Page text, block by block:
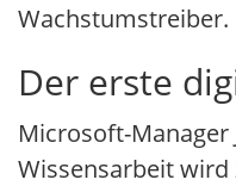
Wachstumstreiber.
Der erste
Microsoft-Manager
Wissensarbeit